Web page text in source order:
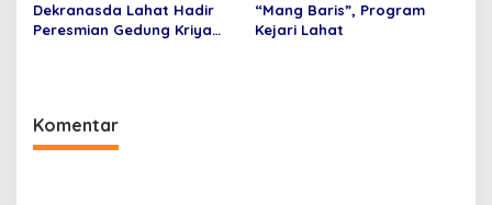
Dekranasda Lahat Hadir
Peresmian Gedung Kriya
“Mang Baris”, Program
Kejari Lahat
Komentar